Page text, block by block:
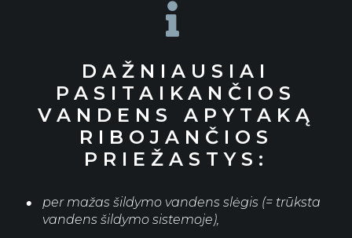

DAŽNIAUSIAI
PASITAIKANČIOS
VANDENS APYTAKĄ
RIBOJANČIOS
PRIEŽASTYS:
per mažas šildymo vandens slėgis (= trūksta
vandens šildymo sistemoje),